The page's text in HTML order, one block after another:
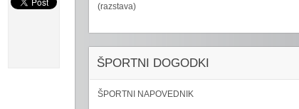
(razstava)
ŠPORTNI DOGODKI
ŠPORTNI NAPOVEDNIK